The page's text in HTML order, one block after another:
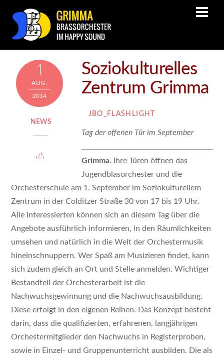
1
AUG.
2014
NEWS
Soziokulturelles
Zentrum Grimma
JBO_FLASHLIGHT
Tag der offenen Tür im September
Grimma. Ihre Türen öffnen das
Jugendblasorchester und die
Orchesterschule am 1. September im Soziokulturellem
Zentrum in der Colditzer Straße 30 von 17 bis 19 Uhr.
Alle Interessierten können sich an diesem Tag über die
Angebote ausführlich informieren, in den Räumlichkeiten
umsehen und natürlich in die Welt der Orchestermusik
hineinschnuppern. Wer Spaß am Musizieren findet, kann
sich zudem gleich an Ort und Stelle anmelden. Wichtiger
Bestandteil der Orchesterarbeit ist die
Nachwuchsgewinnung und die Nachwuchsausbildung.
Diese erfolgt in den eigenen Reihen. Das Konzept besteht
darin, dass die qualifizierten, erfahrenen, langjährigen
Orchestermitglieder den Nachwuchs in Registerproben,
sowie in Einzel- und Gruppenunterricht ausbilden. Die als